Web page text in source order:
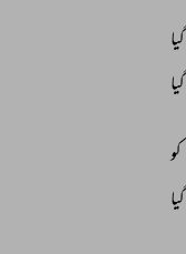
گیا
گیا
کو
گیا